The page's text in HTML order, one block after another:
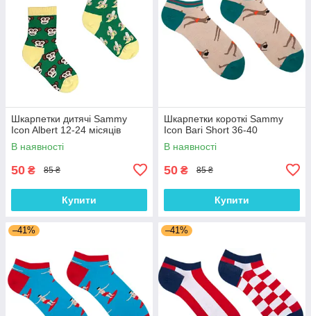
Шкарпетки дитячі Sammy
Icon Albert 12-24 місяців
В наявності
50 ₴ 85 ₴
Купити
Шкарпетки короткі Sammy
Icon Bari Short 36-40
В наявності
50 ₴ 85 ₴
Купити
–41% –41%